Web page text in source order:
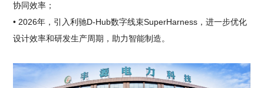
协同效率；
• 2026年，引入利驰D-Hub数字线束SuperHarness，进一步优化
设计效率和研发生产周期，助力智能制造。